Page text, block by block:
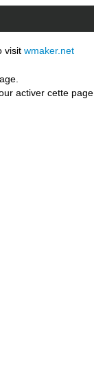
visit wmaker.net
activer cette page.